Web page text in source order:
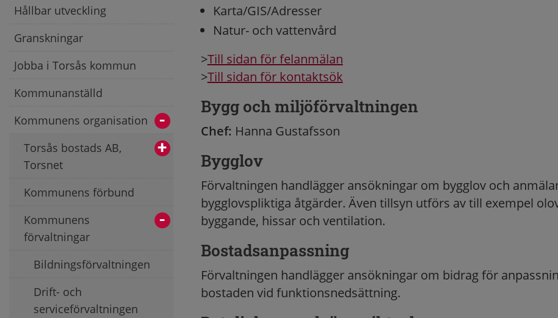
Hållbar utveckling
Granskningar
Jobba i Torsås kommun
Kommunanställd
Kommunens organisation
Torsås bostads AB,
Torsnet
Kommunens förbund
Kommunens
förvaltningar
Bildningsförvaltningen
Drift- och
serviceförvaltningen
Karta/GIS/Adresser
Natur- och vattenvård
>Till sidan för felanmälan
>Till sidan för kontaktsök
Bygg och miljöförvaltningen
Chef: Hanna Gustafsson
Bygglov
Förvaltningen handlägger ansökningar om bygglov och
bygglovspliktiga åtgärder. Även tillsyn utförs av till exempel
byggande, hissar och ventilation.
Bostadsanpassning
Förvaltningen handlägger ansökningar om bidrag för
bostaden vid funktionsnedsättning.